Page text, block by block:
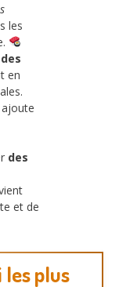
les
des
en
ajoute
des
et de
les plus